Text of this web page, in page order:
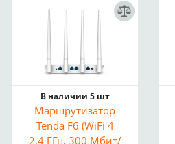
В наличии 5 шт
Маршрутизатор
Tenda F6 (WiFi 4
2.4 ГГц, 300 Мбит/